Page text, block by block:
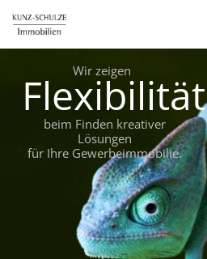
beim Finden kreativer
Lösungen
für Ihre Gewerbeimmobilie.
Wir zeigen
Flexibilität